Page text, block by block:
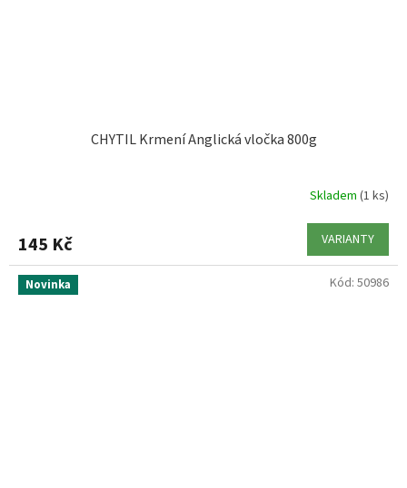
CHYTIL Krmení Anglická vločka 800g
Skladem (1 ks)
145 Kč VARIANTY
Novinka Kód: 50986